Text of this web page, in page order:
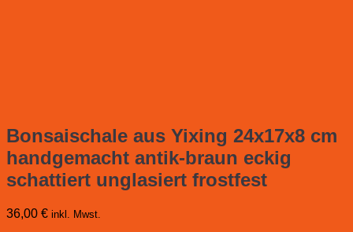
Bonsaischale aus Yixing 24x17x8 cm
handgemacht antik-braun eckig
schattiert unglasiert frostfest
36,00 € inkl. Mwst.